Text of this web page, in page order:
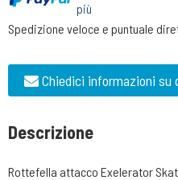
più
Spedizione veloce e puntuale
Chiedici informazioni su
Descrizione
Rottefella attacco Exelerator